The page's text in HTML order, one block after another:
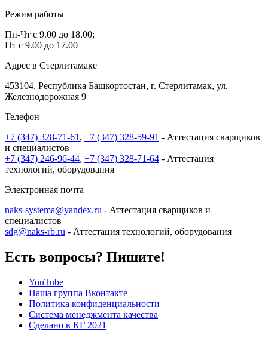
Режим работы
Пн-Чт с 9.00 до 18.00;
Пт с 9.00 до 17.00
Адрес в Стерлитамаке
453104, Республика Башкортостан, г. Стерлитамак, ул.
Железнодорожная 9
Телефон
+7 (347) 328-71-61, +7 (347) 328-59-91 - Аттестация сварщиков
и специалистов
+7 (347) 246-96-44, +7 (347) 328-71-64 - Аттестация
технологий, оборудования
Электронная почта
naks-systema@yandex.ru - Аттестация сварщиков и
специалистов
sdg@naks-rb.ru - Аттестация технологий, оборудования
Есть вопросы? Пишите!
YouTube
Наша группа Вконтакте
Политика конфиденциальности
Система менеджмента качества
Сделано в КГ 2021